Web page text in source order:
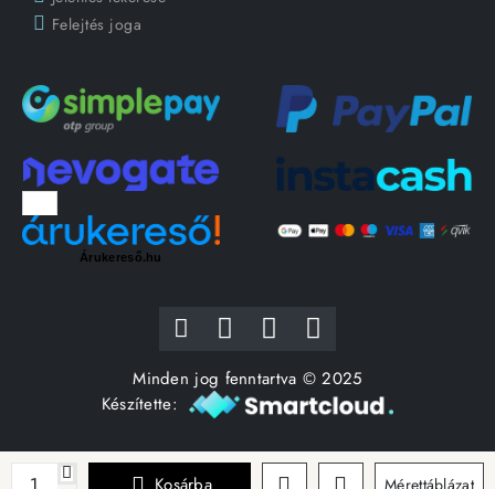
Kosárba Mérettáblázat
Felejtés joga
Árukereső.hu
Minden jog fenntartva © 2025
Készítette: